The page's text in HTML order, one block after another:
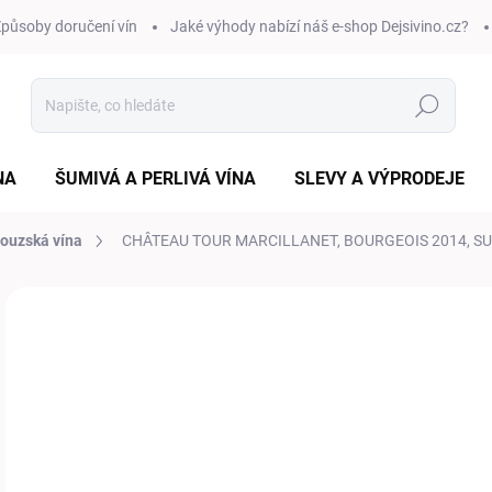
doručení vín Jaké výhody nabízí náš e-shop Dejsivino.cz?
Hledat
ŠUMIVÁ A PERLIVÁ VÍNA SLEVY A VÝPRODEJE
vína CHÂTEAU TOUR MARCILLANET, BOURGEOIS 2014,